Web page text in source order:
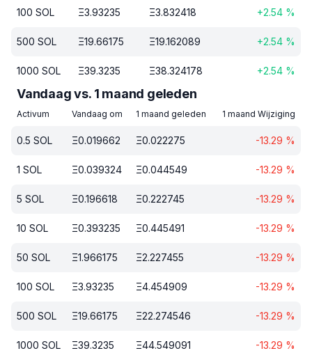
100 SOL Ξ3.93235 Ξ3.832418 +2.54 %
500 SOL Ξ19.66175 Ξ19.162089 +2.54 %
1000 SOL Ξ39.3235 Ξ38.324178 +2.54 %
Vandaag vs. 1 maand geleden
Activum Vandaag om 1 maand geleden 1 maand Wijziging
0.5 SOL Ξ0.019662 Ξ0.022275 -13.29 %
1 SOL Ξ0.039324 Ξ0.044549 -13.29 %
5 SOL Ξ0.196618 Ξ0.222745 -13.29 %
10 SOL Ξ0.393235 Ξ0.445491 -13.29 %
50 SOL Ξ1.966175 Ξ2.227455 -13.29 %
100 SOL Ξ3.93235 Ξ4.454909 -13.29 %
500 SOL Ξ19.66175 Ξ22.274546 -13.29 %
1000 SOL Ξ39.3235 Ξ44.549091 -13.29 %